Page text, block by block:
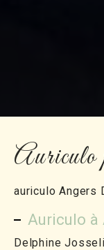
Auriculo
auriculo Angers
Auriculo à
Delphine